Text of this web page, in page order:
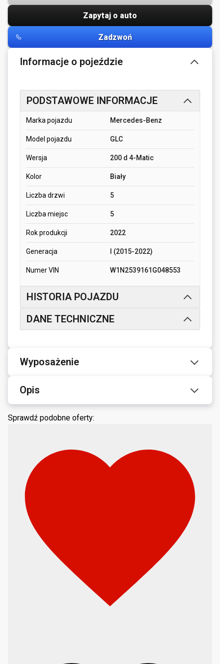
Zapytaj o auto
Zadzwoń
Informacje o pojeździe
PODSTAWOWE INFORMACJE
Marka pojazdu Mercedes-Benz
Model pojazdu GLC
Wersja 200 d 4-Matic
Kolor Biały
Liczba drzwi 5
Liczba miejsc 5
Rok produkcji 2022
Generacja I (2015-2022)
Numer VIN W1N2539161G048553
HISTORIA POJAZDU
DANE TECHNICZNE
Wyposażenie
Opis
Sprawdź podobne oferty: